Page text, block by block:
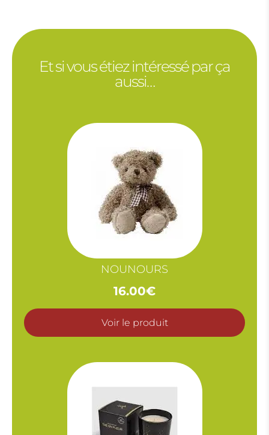
Et si vous étiez intéressé par ça
aussi…
NOUNOURS
16.00€
Voir le produit